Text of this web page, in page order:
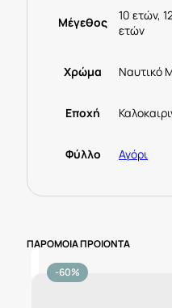
Μέγεθος
10 ετών,
ετών
Χρώμα Ναυτικό
Εποχή
Φύλλο Αγόρι
ΠΑΡΟΜΟΙΑ ΠΡΟΙΟΝΤΑ
-60%